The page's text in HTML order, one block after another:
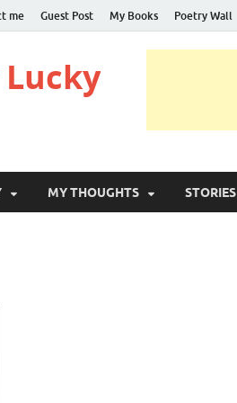
me Guest Post My Books Poetry Wall
MY THOUGHTS STORIES